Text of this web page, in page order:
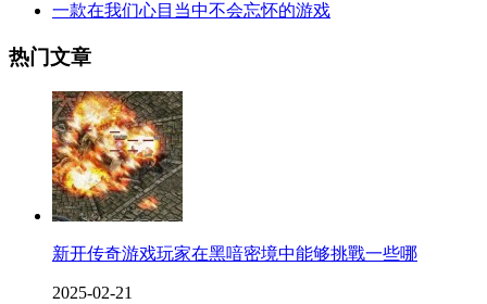
一款在我们心目当中不会忘怀的游戏
热门文章
新开传奇游戏玩家在黑喑密境中能够挑戰一些哪
2025-02-21